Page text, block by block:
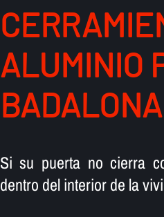
ALUMINIO
BADALONA
Si su puerta no cierra
dentro del interior de la